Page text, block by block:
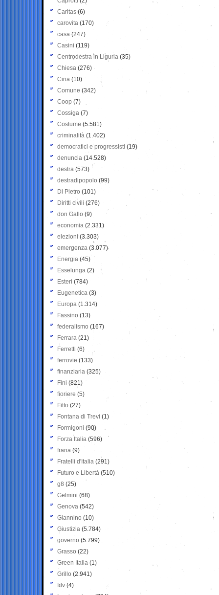
Caritas (6)
carovita (170)
casa (247)
Casini (119)
Centrodestra in Liguria (35)
Chiesa (276)
Cina (10)
Comune (342)
Coop (7)
Cossiga (7)
Costume (5.581)
criminalità (1.402)
democratici e progressisti (19)
denuncia (14.528)
destra (573)
destradipopolo (99)
Di Pietro (101)
Diritti civili (276)
don Gallo (9)
economia (2.331)
elezioni (3.303)
emergenza (3.077)
Energia (45)
Esselunga (2)
Esteri (784)
Eugenetica (3)
Europa (1.314)
Fassino (13)
federalismo (167)
Ferrara (21)
Ferretti (6)
ferrovie (133)
finanziaria (325)
Fini (821)
fioriere (5)
Fitto (27)
Fontana di Trevi (1)
Formigoni (90)
Forza Italia (596)
frana (9)
Fratelli d'Italia (291)
Futuro e Libertà (510)
g8 (25)
Gelmini (68)
Genova (542)
Giannino (10)
Giustizia (5.784)
governo (5.799)
Grasso (22)
Green Italia (1)
Grillo (2.941)
Idv (4)